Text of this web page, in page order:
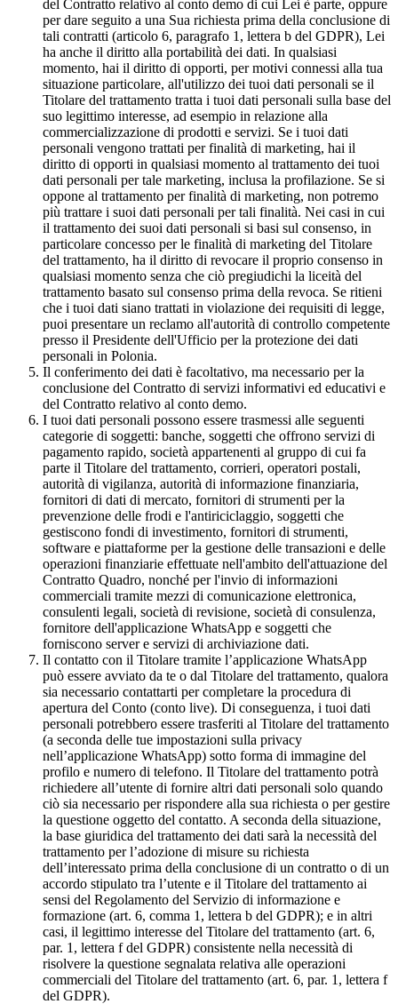
del Contratto relativo al conto demo di cui Lei è parte, oppure
per dare seguito a una Sua richiesta prima della conclusione di
tali contratti (articolo 6, paragrafo 1, lettera b del GDPR), Lei
ha anche il diritto alla portabilità dei dati. In qualsiasi
momento, hai il diritto di opporti, per motivi connessi alla tua
situazione particolare, all'utilizzo dei tuoi dati personali se il
Titolare del trattamento tratta i tuoi dati personali sulla base del
suo legittimo interesse, ad esempio in relazione alla
commercializzazione di prodotti e servizi. Se i tuoi dati
personali vengono trattati per finalità di marketing, hai il
diritto di opporti in qualsiasi momento al trattamento dei tuoi
dati personali per tale marketing, inclusa la profilazione. Se si
oppone al trattamento per finalità di marketing, non potremo
più trattare i suoi dati personali per tali finalità. Nei casi in cui
il trattamento dei suoi dati personali si basi sul consenso, in
particolare concesso per le finalità di marketing del Titolare
del trattamento, ha il diritto di revocare il proprio consenso in
qualsiasi momento senza che ciò pregiudichi la liceità del
trattamento basato sul consenso prima della revoca. Se ritieni
che i tuoi dati siano trattati in violazione dei requisiti di legge,
puoi presentare un reclamo all'autorità di controllo competente
presso il Presidente dell'Ufficio per la protezione dei dati
personali in Polonia.
Il conferimento dei dati è facoltativo, ma necessario per la
conclusione del Contratto di servizi informativi ed educativi e
del Contratto relativo al conto demo.
I tuoi dati personali possono essere trasmessi alle seguenti
categorie di soggetti: banche, soggetti che offrono servizi di
pagamento rapido, società appartenenti al gruppo di cui fa
parte il Titolare del trattamento, corrieri, operatori postali,
autorità di vigilanza, autorità di informazione finanziaria,
fornitori di dati di mercato, fornitori di strumenti per la
prevenzione delle frodi e l'antiriciclaggio, soggetti che
gestiscono fondi di investimento, fornitori di strumenti,
software e piattaforme per la gestione delle transazioni e delle
operazioni finanziarie effettuate nell'ambito dell'attuazione del
Contratto Quadro, nonché per l'invio di informazioni
commerciali tramite mezzi di comunicazione elettronica,
consulenti legali, società di revisione, società di consulenza,
fornitore dell'applicazione WhatsApp e soggetti che
forniscono server e servizi di archiviazione dati.
Il contatto con il Titolare tramite l’applicazione WhatsApp
può essere avviato da te o dal Titolare del trattamento, qualora
sia necessario contattarti per completare la procedura di
apertura del Conto (conto live). Di conseguenza, i tuoi dati
personali potrebbero essere trasferiti al Titolare del trattamento
(a seconda delle tue impostazioni sulla privacy
nell’applicazione WhatsApp) sotto forma di immagine del
profilo e numero di telefono. Il Titolare del trattamento potrà
richiedere all’utente di fornire altri dati personali solo quando
ciò sia necessario per rispondere alla sua richiesta o per gestire
la questione oggetto del contatto. A seconda della situazione,
la base giuridica del trattamento dei dati sarà la necessità del
trattamento per l’adozione di misure su richiesta
dell’interessato prima della conclusione di un contratto o di un
accordo stipulato tra l’utente e il Titolare del trattamento ai
sensi del Regolamento del Servizio di informazione e
formazione (art. 6, comma 1, lettera b del GDPR); e in altri
casi, il legittimo interesse del Titolare del trattamento (art. 6,
par. 1, lettera f del GDPR) consistente nella necessità di
risolvere la questione segnalata relativa alle operazioni
commerciali del Titolare del trattamento (art. 6, par. 1, lettera f
del GDPR).